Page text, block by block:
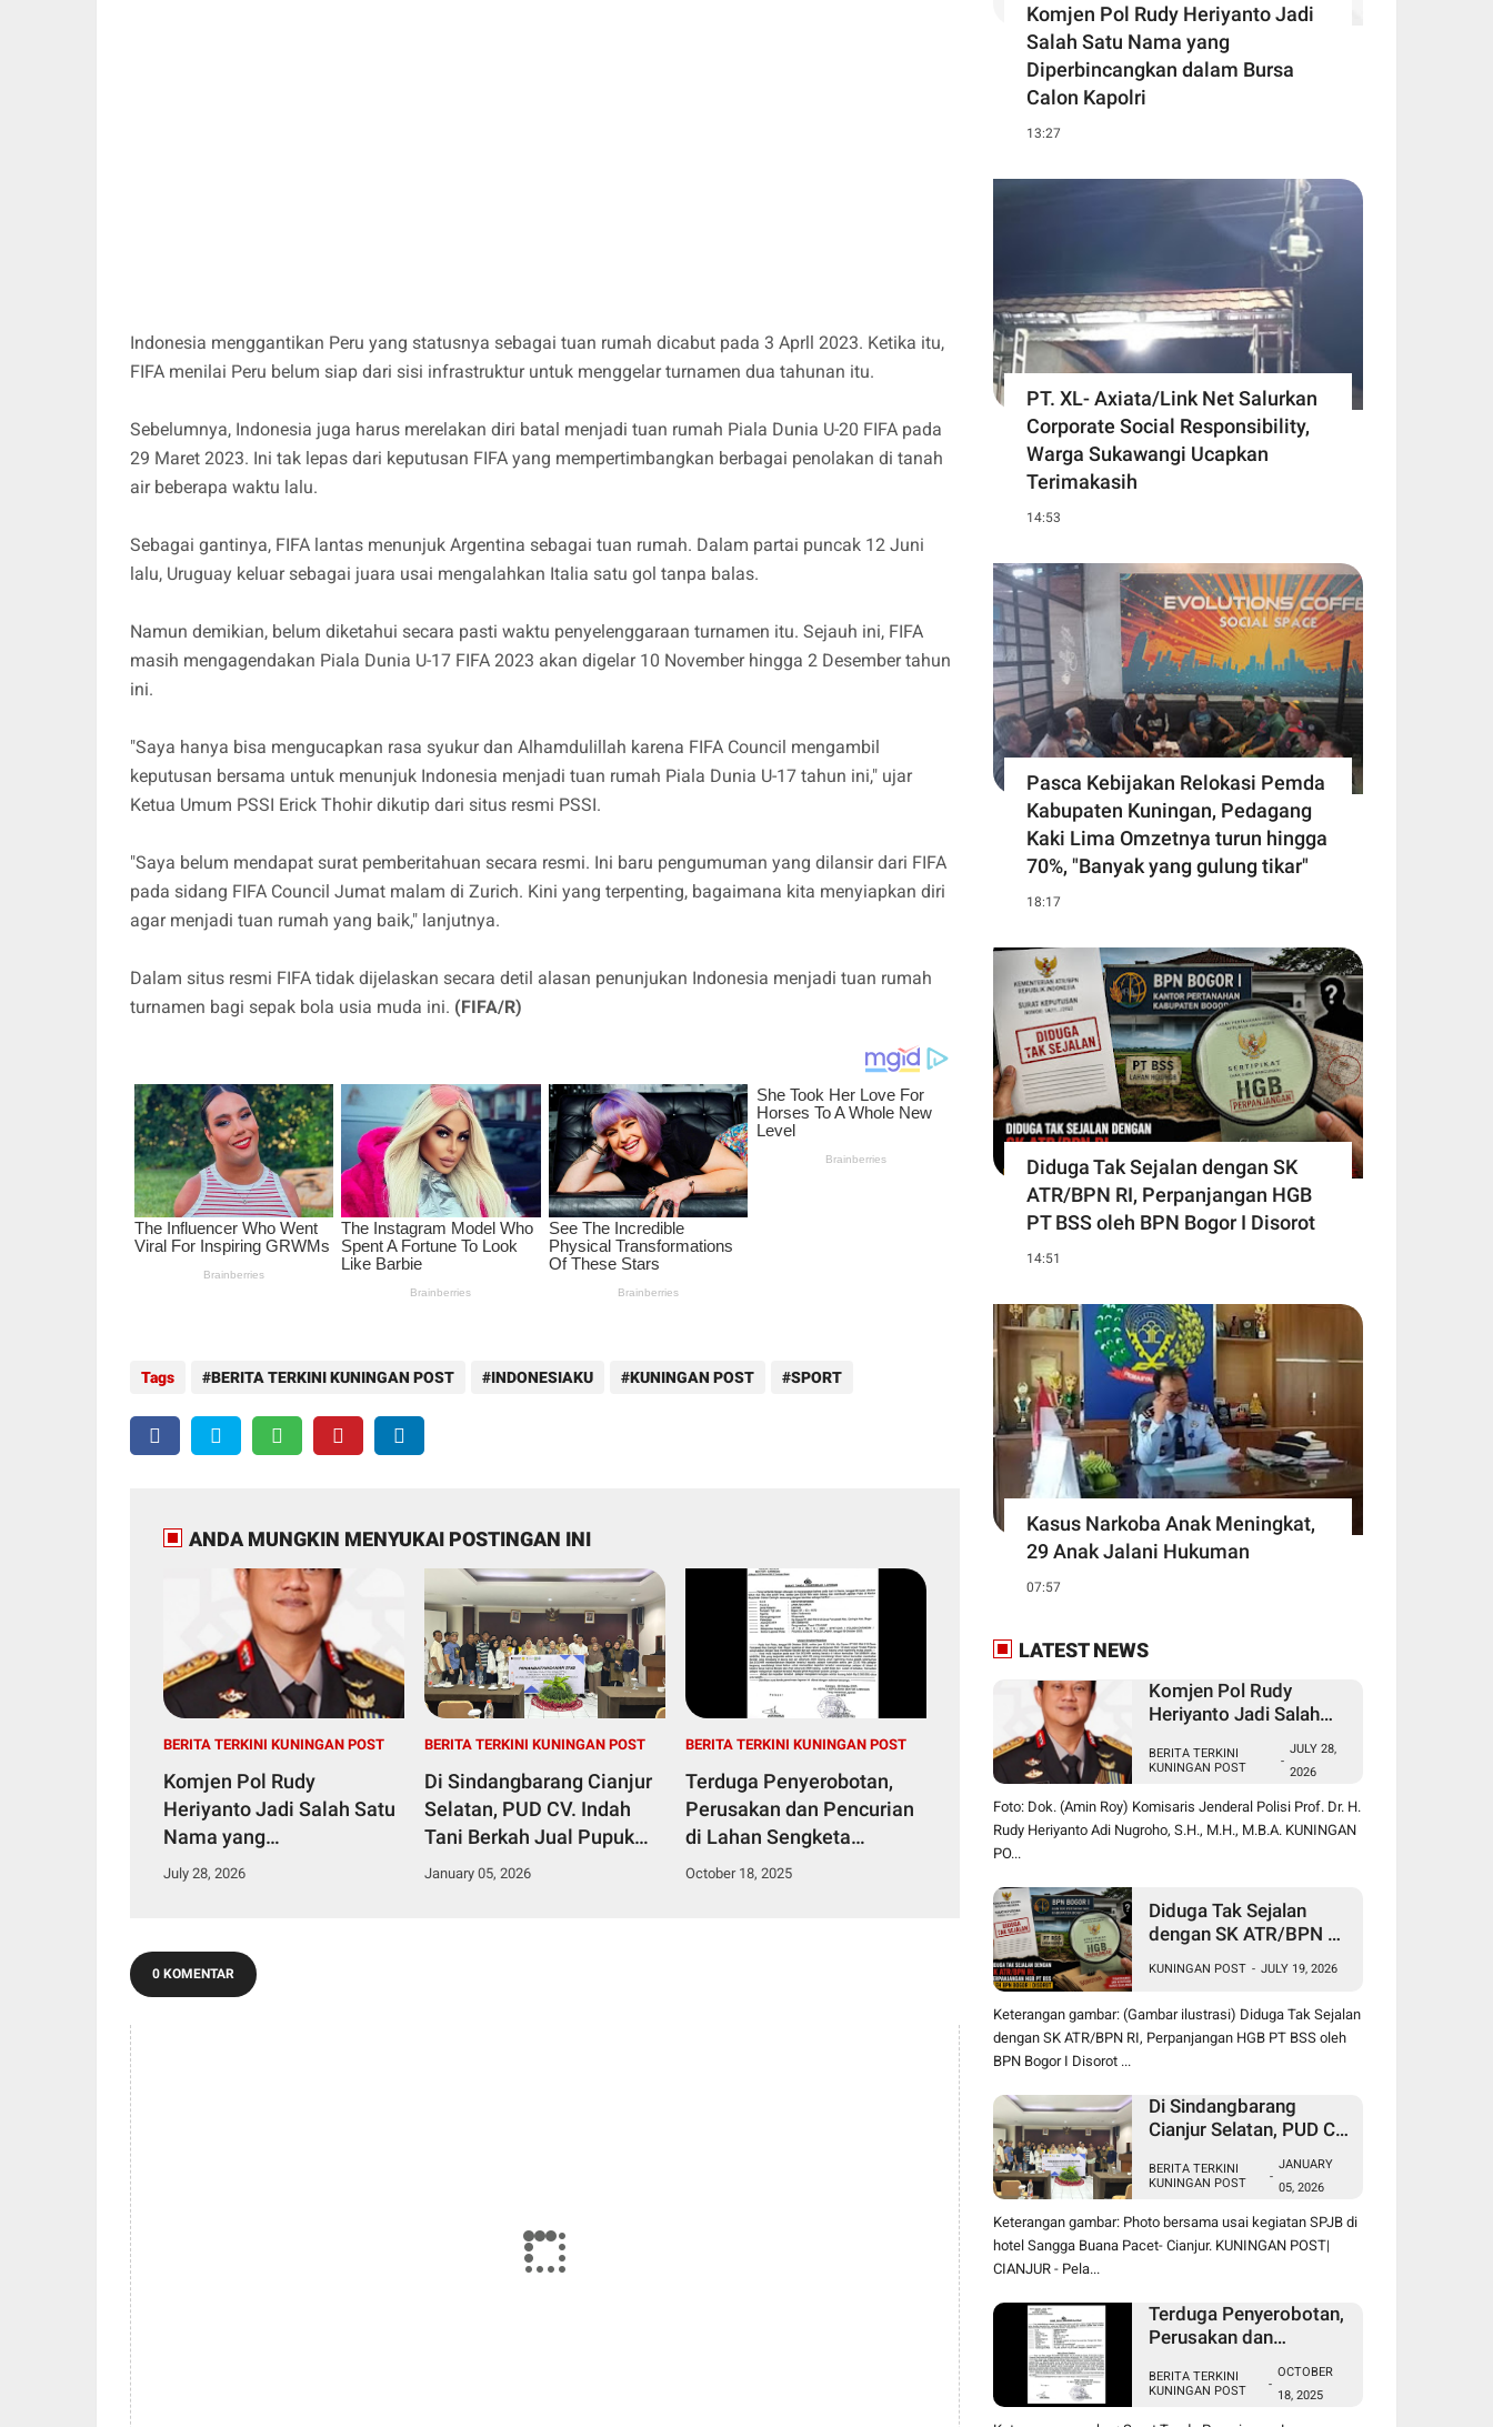
Indonesia menggantikan Peru yang statusnya sebagai tuan rumah dicabut pada 3 Aprll 2023. Ketika itu,
FIFA menilai Peru belum siap dari sisi infrastruktur untuk menggelar turnamen dua tahunan itu.
Sebelumnya, Indonesia juga harus merelakan diri batal menjadi tuan rumah Piala Dunia U-20 FIFA pada
29 Maret 2023. Ini tak lepas dari keputusan FIFA yang mempertimbangkan berbagai penolakan di tanah
air beberapa waktu lalu.
Sebagai gantinya, FIFA lantas menunjuk Argentina sebagai tuan rumah. Dalam partai puncak 12 Juni
lalu, Uruguay keluar sebagai juara usai mengalahkan Italia satu gol tanpa balas.
Namun demikian, belum diketahui secara pasti waktu penyelenggaraan turnamen itu. Sejauh ini, FIFA
masih mengagendakan Piala Dunia U-17 FIFA 2023 akan digelar 10 November hingga 2 Desember tahun
ini.
"Saya hanya bisa mengucapkan rasa syukur dan Alhamdulillah karena FIFA Council mengambil
keputusan bersama untuk menunjuk Indonesia menjadi tuan rumah Piala Dunia U-17 tahun ini," ujar
Ketua Umum PSSI Erick Thohir dikutip dari situs resmi PSSI.
"Saya belum mendapat surat pemberitahuan secara resmi. Ini baru pengumuman yang dilansir dari FIFA
pada sidang FIFA Council Jumat malam di Zurich. Kini yang terpenting, bagaimana kita menyiapkan diri
agar menjadi tuan rumah yang baik," lanjutnya.
Dalam situs resmi FIFA tidak dijelaskan secara detil alasan penunjukan Indonesia menjadi tuan rumah
turnamen bagi sepak bola usia muda ini. (FIFA/R)
Tags BERITA TERKINI KUNINGAN POST INDONESIAKU KUNINGAN POST SPORT
ANDA MUNGKIN MENYUKAI POSTINGAN INI
BERITA TERKINI KUNINGAN POST
Komjen Pol Rudy
Heriyanto Jadi Salah Satu
Nama yang
Diperbincangkan dalam
July 28, 2026
BERITA TERKINI KUNINGAN POST
Di Sindangbarang Cianjur
Selatan, PUD CV. Indah
Tani Berkah Jual Pupuk
Subsidi Sesuai HET
January 05, 2026
BERITA TERKINI KUNINGAN POST
Terduga Penyerobotan,
Perusakan dan Pencurian
di Lahan Sengketa
Pancawati Bogor
October 18, 2025
0 KOMENTAR
Komjen Pol Rudy Heriyanto Jadi
Salah Satu Nama yang
Diperbincangkan dalam Bursa
Calon Kapolri
13:27
PT. XL- Axiata/Link Net Salurkan
Corporate Social Responsibility,
Warga Sukawangi Ucapkan
Terimakasih
14:53
Pasca Kebijakan Relokasi Pemda
Kabupaten Kuningan, Pedagang
Kaki Lima Omzetnya turun hingga
70%, "Banyak yang gulung tikar"
18:17
Diduga Tak Sejalan dengan SK
ATR/BPN RI, Perpanjangan HGB
PT BSS oleh BPN Bogor I Disorot
14:51
Kasus Narkoba Anak Meningkat,
29 Anak Jalani Hukuman
07:57
LATEST NEWS
Komjen Pol Rudy
Heriyanto Jadi Salah
Diperbincangkan dalam
Bursa Calon Kapolri
BERITA TERKINI
KUNINGAN POST
-
JULY 28,
2026
Foto: Dok. (Amin Roy) Komisaris Jenderal Polisi Prof. Dr. H.
Rudy Heriyanto Adi Nugroho, S.H., M.H., M.B.A. KUNINGAN
PO...
Diduga Tak Sejalan
dengan SK ATR/BPN RI,
BSS oleh BPN Bogor I
Disorot
KUNINGAN POST - JULY 19, 2026
Keterangan gambar: (Gambar ilustrasi) Diduga Tak Sejalan
dengan SK ATR/BPN RI, Perpanjangan HGB PT BSS oleh
BPN Bogor I Disorot ...
Di Sindangbarang
Cianjur Selatan, PUD CV.
Pupuk Subsidi Sesuai
BERITA TERKINI
KUNINGAN POST
-
JANUARY
05, 2026
Keterangan gambar: Photo bersama usai kegiatan SPJB di
hotel Sangga Buana Pacet- Cianjur. KUNINGAN POST|
CIANJUR - Pela...
Terduga Penyerobotan,
Perusakan dan
Sengketa Pancawati
Bogor Dilaporkan ke
BERITA TERKINI
KUNINGAN POST
-
OCTOBER
18, 2025